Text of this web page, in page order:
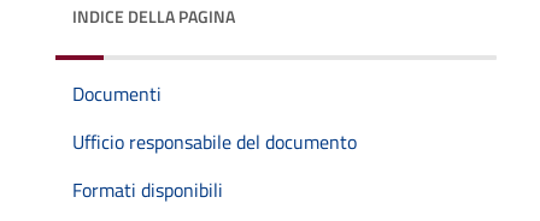
INDICE DELLA PAGINA
Documenti
Ufficio responsabile del documento
Formati disponibili